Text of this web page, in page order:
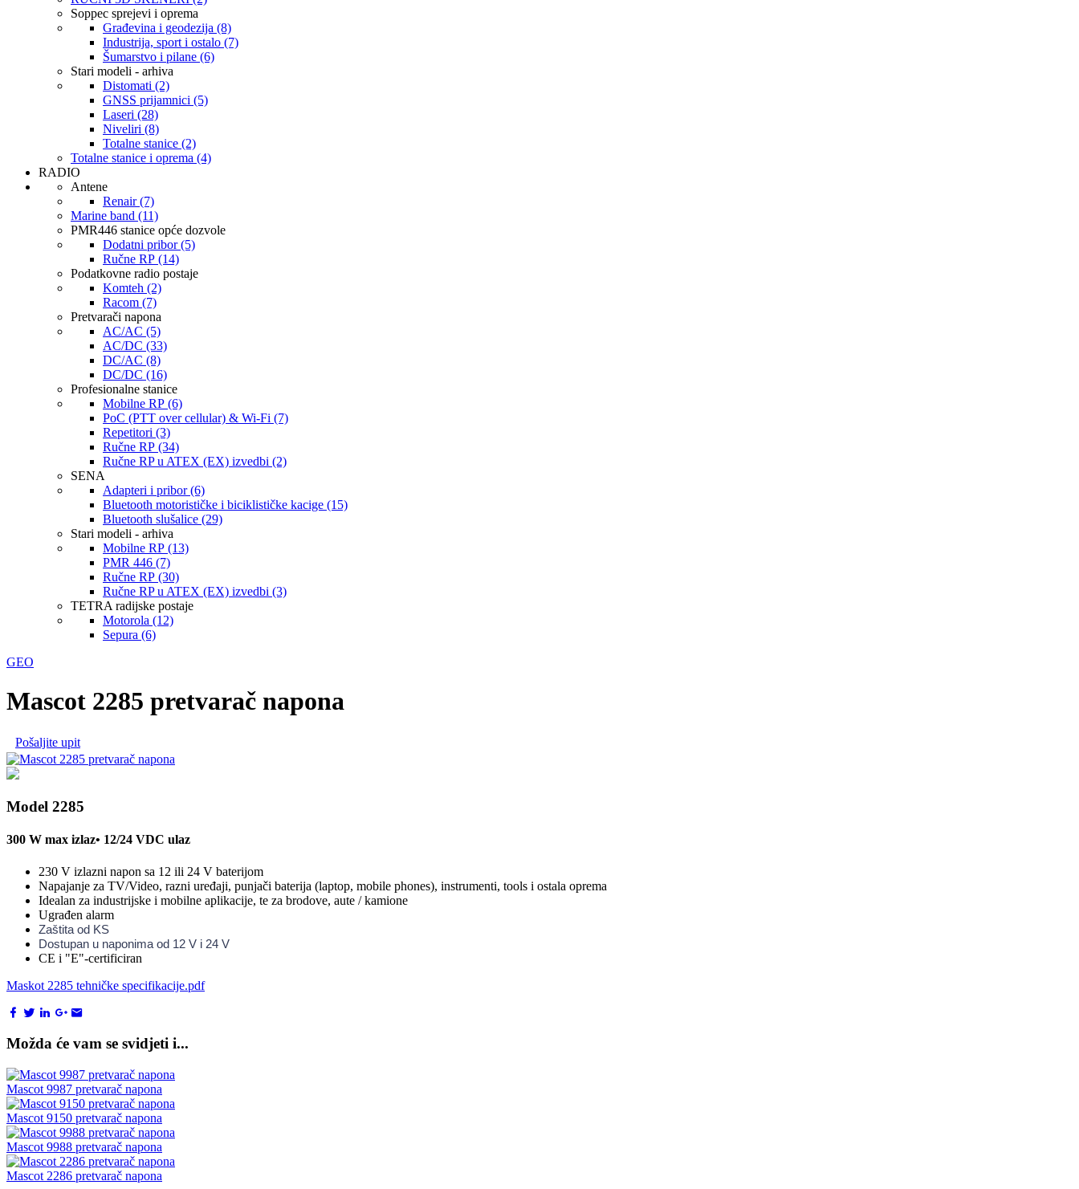
Soppec sprejevi i oprema
Građevina i geodezija (8)
Industrija, sport i ostalo (7)
Šumarstvo i pilane (6)
Stari modeli - arhiva
Distomati (2)
GNSS prijamnici (5)
Laseri (28)
Niveliri (8)
Totalne stanice (2)
Totalne stanice i oprema (4)
RADIO
Antene
Renair (7)
Marine band (11)
PMR446 stanice opće dozvole
Dodatni pribor (5)
Ručne RP (14)
Podatkovne radio postaje
Komteh (2)
Racom (7)
Pretvarači napona
AC/AC (5)
AC/DC (33)
DC/AC (8)
DC/DC (16)
Profesionalne stanice
Mobilne RP (6)
PoC (PTT over cellular) & Wi-Fi (7)
Repetitori (3)
Ručne RP (34)
Ručne RP u ATEX (EX) izvedbi (2)
SENA
Adapteri i pribor (6)
Bluetooth motorističke i biciklističke kacige (15)
Bluetooth slušalice (29)
Stari modeli - arhiva
Mobilne RP (13)
PMR 446 (7)
Ručne RP (30)
Ručne RP u ATEX (EX) izvedbi (3)
TETRA radijske postaje
Motorola (12)
Sepura (6)
GEO
Mascot 2285 pretvarač napona
Pošaljite upit
Model 2285
300 W max izlaz• 12/24 VDC ulaz
230 V izlazni napon sa 12 ili 24 V baterijom
Napajanje za TV/Video, razni uređaji, punjači baterija (laptop, mobile phones), instrumenti, tools i ostala oprema
Idealan za industrijske i mobilne aplikacije, te za brodove, aute / kamione
Ugrađen alarm
Zaštita od KS
Dostupan u naponima od 12 V i 24 V
CE i "E"-certificiran
Maskot 2285 tehničke specifikacije.pdf
Možda će vam se svidjeti i...
Mascot 9987 pretvarač napona
Mascot 9150 pretvarač napona
Mascot 9988 pretvarač napona
Mascot 2286 pretvarač napona